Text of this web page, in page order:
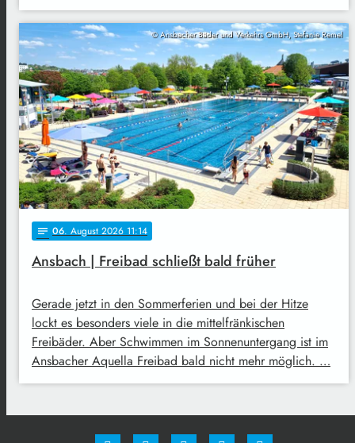
© Ansbacher Bäder und Verkehrs GmbH, Stefanie Remel
notes 06. August 2026 11:14
Ansbach | Freibad schließt bald früher
Gerade jetzt in den Sommerferien und bei der Hitze
lockt es besonders viele in die mittelfränkischen
Freibäder. Aber Schwimmen im Sonnenuntergang ist im
Ansbacher Aquella Freibad bald nicht mehr möglich. …